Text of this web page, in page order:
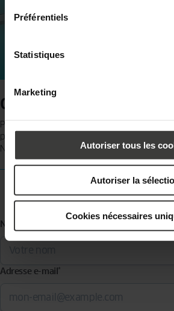
Préférentiels
Statistiques
Marketing
Autoriser tous les
Autoriser la
Cookies nécessaires
Découvrez tous nos produits : fenêtres,
EN SAVOIR PLUS
Contactez-nous
Parlez nous de votre projet ou posez nous
produits.
Nous sommes à votre disposition !
Nom
Adresse e-mail*